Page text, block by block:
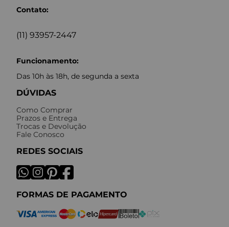
Contato:
(11) 93957-2447
Funcionamento:
Das 10h às 18h, de segunda a sexta
DÚVIDAS
Como Comprar
Prazos e Entrega
Trocas e Devolução
Fale Conosco
REDES SOCIAIS
FORMAS DE PAGAMENTO